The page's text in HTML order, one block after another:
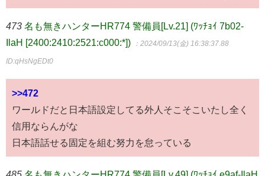
473 名も無きハンターHR774 警備員[Lv.21] (ﾜｯﾁｮｲ 7b02-
IlaH [2400:2410:2521:c000:*])
：2024/09/13(金) 16:38:37.88
ID:qHsNgEDt0
>>472
ワールドだと日本語設定してる外人そこそこいたし全く
信用ならんがな
日本語話せる固定を組む努力を怠っている
485 名も無きハンターHR774 警備員[Lv.49] (ﾜｯﾁｮｲ e9af-IlaH